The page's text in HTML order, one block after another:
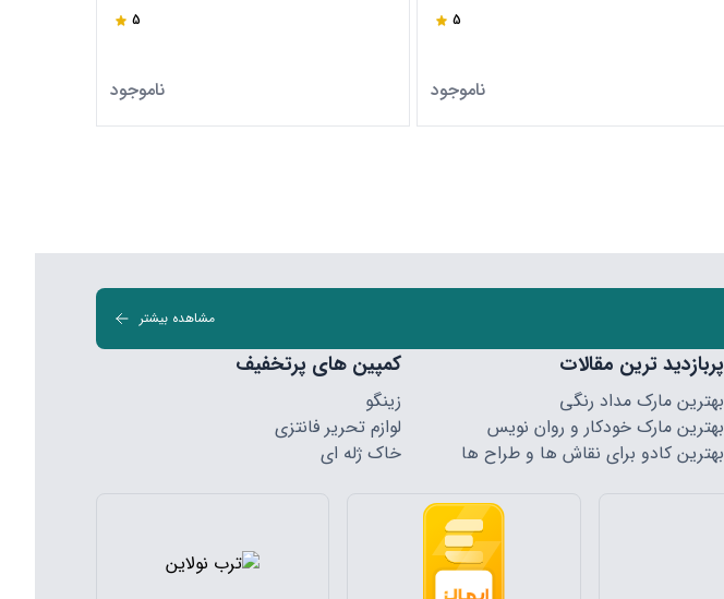
5
ناموجود
5
ناموجود
مشاهده بیشتر
پربازدید ترین مقالات
بهترین مارک مداد رنگی
بهترین مارک خودکار و روان نویس
بهترین کادو برای نقاش ها و طراح ها
کمپین های پرتخفیف
زینگو
لوازم تحریر فانتزی
خاک ژله ای